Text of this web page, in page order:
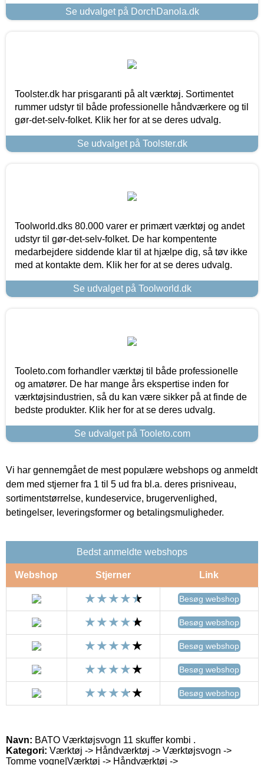
Se udvalget på DorchDanola.dk
Toolster.dk har prisgaranti på alt værktøj. Sortimentet
rummer udstyr til både professionelle håndværkere og til
gør-det-selv-folket. Klik her for at se deres udvalg.
Se udvalget på Toolster.dk
Toolworld.dks 80.000 varer er primært værktøj og andet
udstyr til gør-det-selv-folket. De har kompentente
medarbejdere siddende klar til at hjælpe dig, så tøv ikke
med at kontakte dem. Klik her for at se deres udvalg.
Se udvalget på Toolworld.dk
Tooleto.com forhandler værktøj til både professionelle
og amatører. De har mange års ekspertise inden for
værktøjsindustrien, så du kan være sikker på at finde de
bedste produkter. Klik her for at se deres udvalg.
Se udvalget på Tooleto.com
Vi har gennemgået de mest populære webshops og anmeldt
dem med stjerner fra 1 til 5 ud fra bl.a. deres prisniveau,
sortimentstørrelse, kundeservice, brugervenlighed,
betingelser, leveringsformer og betalingsmuligheder.
Bedst anmeldte webshops
Webshop Stjerner Link
Besøg webshop
Besøg webshop
Besøg webshop
Besøg webshop
Besøg webshop
Navn: BATO Værktøjsvogn 11 skuffer kombi .
Kategori: Værktøj -> Håndværktøj -> Værktøjsvogn ->
Tomme vogne|Værktøj -> Håndværktøj ->